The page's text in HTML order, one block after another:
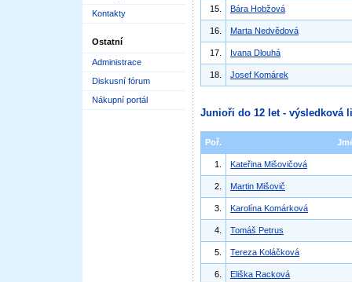
Kontakty
Ostatní
Administrace
Diskusní fórum
Nákupní portál
15. Bára Hobžová
16. Marta Nedvědová
17. Ivana Dlouhá
18. Josef Komárek
Junioři do 12 let - výsledková
Poř.
1. Kateřina Mišovičová
2. Martin Mišovič
3. Karolína Komárková
4. Tomáš Petrus
5. Tereza Koláčková
6. Eliška Racková